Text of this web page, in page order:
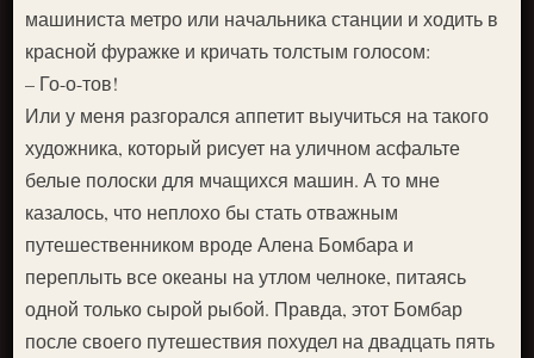
машиниста метро или начальника станции и ходить в
красной фуражке и кричать толстым голосом:
– Го-о-тов!
Или у меня разгорался аппетит выучиться на такого
художника, который рисует на уличном асфальте
белые полоски для мчащихся машин. А то мне
казалось, что неплохо бы стать отважным
путешественником вроде Алена Бомбара и
переплыть все океаны на утлом челноке, питаясь
одной только сырой рыбой. Правда, этот Бомбар
после своего путешествия похудел на двадцать пять